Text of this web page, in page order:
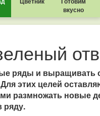
вкусно
ряды и
этих целей
размножать новые
ряду.